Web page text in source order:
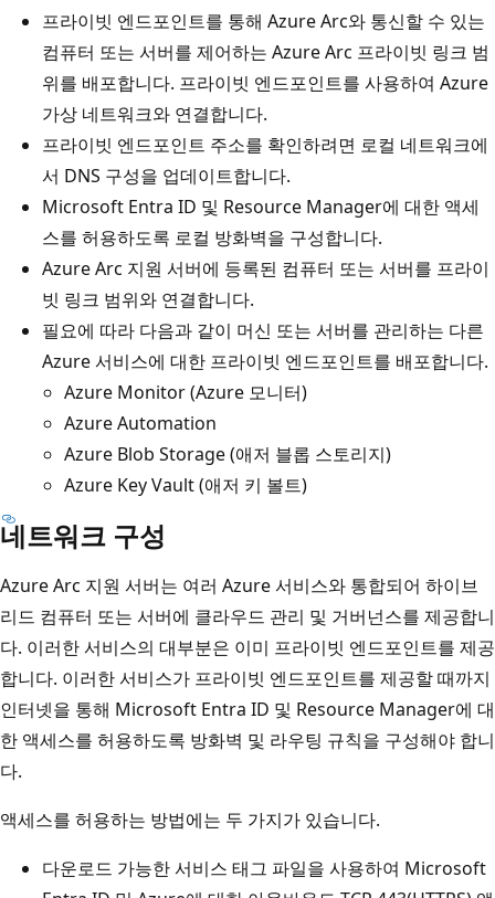
프라이빗 엔드포인트를 통해 Azure Arc와 통신할 수 있는
컴퓨터 또는 서버를 제어하는 Azure Arc 프라이빗 링크 범
위를 배포합니다. 프라이빗 엔드포인트를 사용하여 Azure
가상 네트워크와 연결합니다.
프라이빗 엔드포인트 주소를 확인하려면 로컬 네트워크에
서 DNS 구성을 업데이트합니다.
Microsoft Entra ID 및 Resource Manager에 대한 액세
스를 허용하도록 로컬 방화벽을 구성합니다.
Azure Arc 지원 서버에 등록된 컴퓨터 또는 서버를 프라이
빗 링크 범위와 연결합니다.
필요에 따라 다음과 같이 머신 또는 서버를 관리하는 다른
Azure 서비스에 대한 프라이빗 엔드포인트를 배포합니다.
Azure Monitor (Azure 모니터)
Azure Automation
Azure Blob Storage (애저 블롭 스토리지)
Azure Key Vault (애저 키 볼트)
네트워크 구성
Azure Arc 지원 서버는 여러 Azure 서비스와 통합되어 하이브
리드 컴퓨터 또는 서버에 클라우드 관리 및 거버넌스를 제공합니
다. 이러한 서비스의 대부분은 이미 프라이빗 엔드포인트를 제공
합니다. 이러한 서비스가 프라이빗 엔드포인트를 제공할 때까지
인터넷을 통해 Microsoft Entra ID 및 Resource Manager에 대
한 액세스를 허용하도록 방화벽 및 라우팅 규칙을 구성해야 합니
다.
액세스를 허용하는 방법에는 두 가지가 있습니다.
다운로드 가능한 서비스 태그 파일을 사용하여 Microsoft